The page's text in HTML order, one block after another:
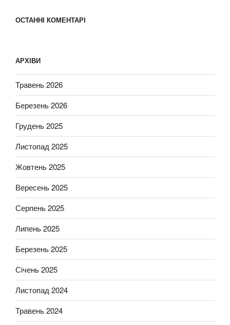
ОСТАННІ КОМЕНТАРІ
АРХІВИ
Травень 2026
Березень 2026
Грудень 2025
Листопад 2025
Жовтень 2025
Вересень 2025
Серпень 2025
Липень 2025
Березень 2025
Січень 2025
Листопад 2024
Травень 2024